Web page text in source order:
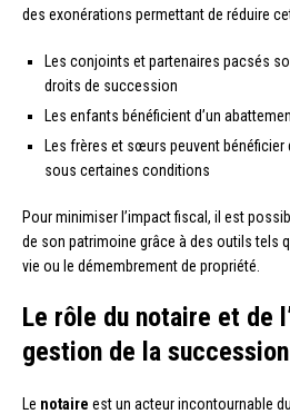
des exonérations permettant de réduire
Les conjoints et partenaires pacsés
droits de succession
Les enfants bénéficient d’un
Les frères et sœurs peuvent bénéficier
sous certaines conditions
Pour minimiser l’impact fiscal, il est
de son patrimoine grâce à des outils tels
vie ou le démembrement de propriété.
Le rôle du notaire et de
gestion de la succession
Le notaire est un acteur incontournable